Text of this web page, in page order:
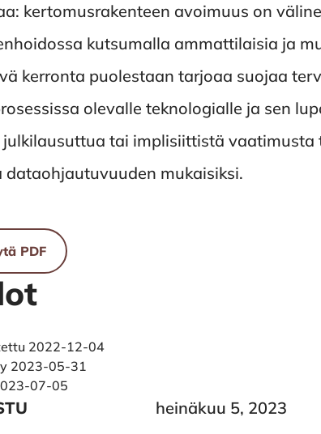
kertomusrakenteen avoimuus on
kutsumalla ammattilaisia ja
kerronta puolestaan tarjoaa suojaa
olevalle teknologialle ja sen
julkilausuttua tai implisiittistä
dataohjautuvuuden mukaisiksi.
PDF
2022-12-04
2023-05-31
07-05
heinäkuu 5, 2023